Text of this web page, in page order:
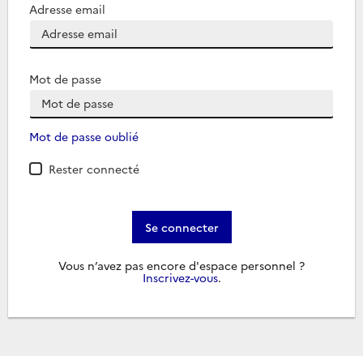
Adresse email
Mot de passe
Mot de passe oublié
Rester connecté
Se connecter
Vous n’avez pas encore d'espace personnel ?
Inscrivez-vous.